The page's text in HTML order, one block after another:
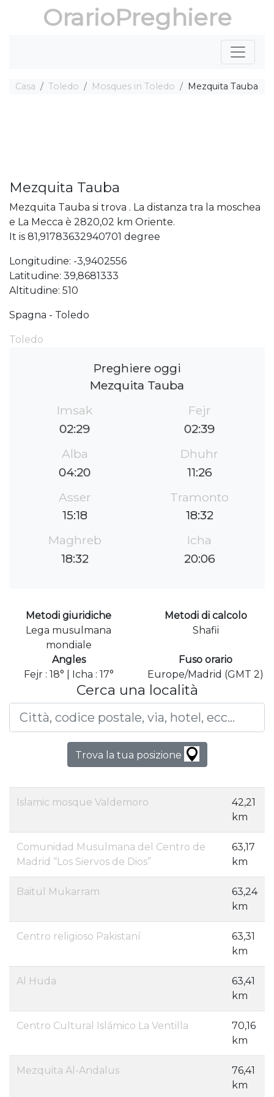
OrarioPreghiere
Casa Toledo Mosques in Toledo Mezquita Tauba
Mezquita Tauba
Mezquita Tauba si trova . La distanza tra la moschea
e La Mecca è 2820,02 km Oriente.
It is 81,91783632940701 degree
Longitudine: -3,9402556
Latitudine: 39,8681333
Altitudine: 510
Spagna - Toledo
Toledo
Preghiere oggi
Mezquita Tauba
Imsak
02:29
Fejr
02:39
Alba
04:20
Dhuhr
11:26
Asser
15:18
Tramonto
18:32
Maghreb
18:32
Icha
20:06
Metodi giuridiche
Lega musulmana
mondiale
Metodi di calcolo
Shafii
Angles
Fejr : 18° | Icha : 17°
Fuso orario
Europe/Madrid (GMT 2)
Cerca una località
Trova la tua posizione
Islamic mosque Valdemoro
42,21
km
Comunidad Musulmana del Centro de
Madrid “Los Siervos de Dios”
63,17
km
Baitul Mukarram
63,24
km
Centro religioso Pakistaní
63,31
km
Al Huda
63,41
km
Centro Cultural Islámico La Ventilla
70,16
km
Mezquita Al-Andalus
76,41
km